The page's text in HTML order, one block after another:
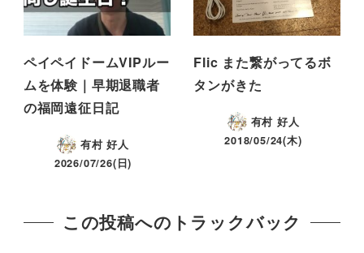
ペイペイドームVIPルー
ムを体験｜早期退職者
の福岡遠征日記
有村 好人
2026/07/26(日)
Flic また繋がってるボ
タンがきた
有村 好人
2018/05/24(木)
この投稿へのトラックバック